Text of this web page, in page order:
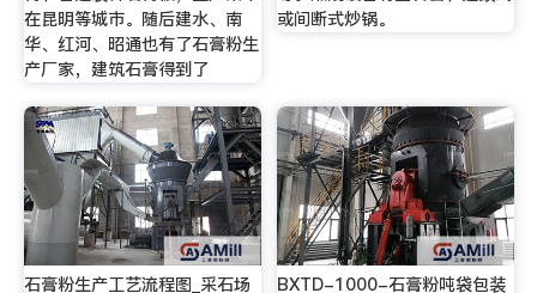
在昆明等城市。随后建水、南
华、红河、昭通也有了石膏粉生
产厂家，建筑石膏得到了
或间断式炒锅。
石膏粉生产工艺流程图_采石场 BXTD-1000-石膏粉吨袋包装